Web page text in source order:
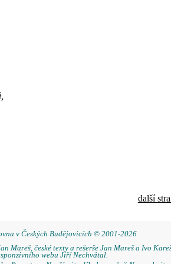
další
v Českých Budějovicích © 2001-2026
Mareš, české texty a rešerše Jan Mareš a Ivo
webu Jiří Nechvátal.